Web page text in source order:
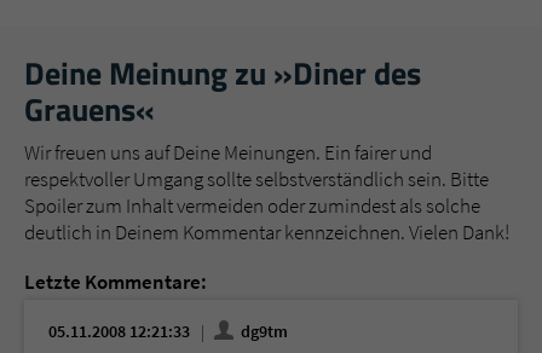
Deine Meinung zu »Diner des
Grauens«
Wir freuen uns auf Deine Meinungen. Ein fairer und
respektvoller Umgang sollte selbstverständlich sein. Bitte
Spoiler zum Inhalt vermeiden oder zumindest als solche
deutlich in Deinem Kommentar kennzeichnen. Vielen Dank!
Letzte Kommentare:
05.11.2008 12:21:33 dg9tm